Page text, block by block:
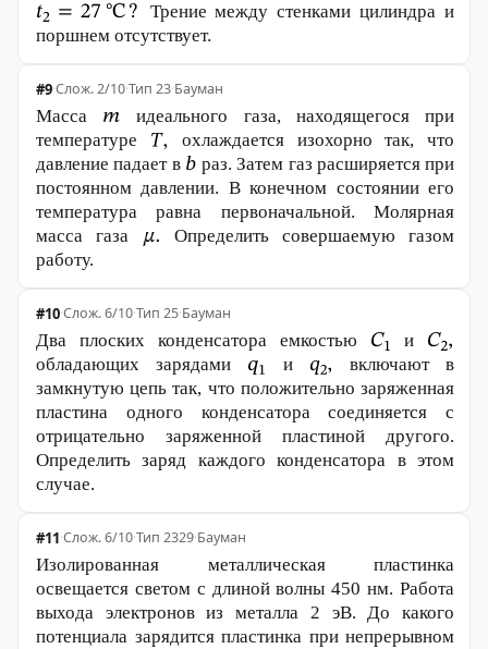
Трение между стенками цилиндра и
поршнем отсутствует.
#9· 2/10·Тип 23·Бауман
Масса
идеального газа, находящегося при
температуре
охлаждается изохорно так, что
давление падает в
раз. Затем газ расширяется при
постоянном давлении. В конечном состоянии его
температура равна первоначальной. Молярная
масса газа
Определить совершаемую газом
работу.
#10· 6/10·Тип 25·Бауман
Два плоских конденсатора емкостью
и
обладающих зарядами
и
включают в
замкнутую цепь так, что положительно заряженная
пластина одного конденсатора соединяется с
отрицательно заряженной пластиной другого.
Определить заряд каждого конденсатора в этом
случае.
#11· 6/10·Тип 2329·Бауман
Изолированная металлическая пластинка
освещается светом с длиной волны 450 нм. Работа
выхода электронов из металла 2 эВ. До какого
потенциала зарядится пластинка при непрерывном